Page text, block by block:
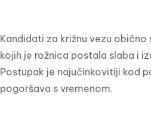
Kandidati za križnu vezu
kojih je rožnica postala slaba i
Postupak je najučinkovitiji kod
pogoršava s vremenom.